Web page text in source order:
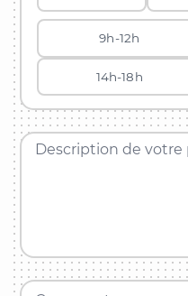
9h-12h
14h-18h
Description de votre